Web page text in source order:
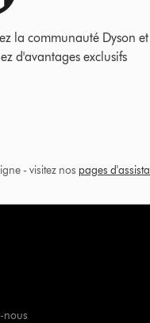
la communauté Dyson et
d'avantages exclusifs
- visitez nos pages
nous